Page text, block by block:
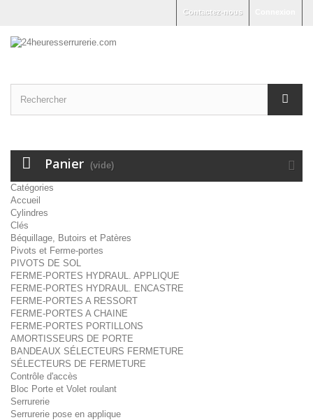
Contactez-nous
Panier (vide)
Catégories
Accueil
Cylindres
Clés
Béquillage, Butoirs et Patères
Pivots et Ferme-portes
PIVOTS DE SOL
FERME-PORTES HYDRAUL. APPLIQUE
FERME-PORTES HYDRAUL. ENCASTRE
FERME-PORTES A RESSORT
FERME-PORTES A CHAINE
FERME-PORTES PORTILLONS
AMORTISSEURS DE PORTE
BANDEAUX SÉLECTEURS FERMETURE
SÉLECTEURS DE FERMETURE
Contrôle d'accès
Bloc Porte et Volet roulant
Serrurerie
Serrurerie pose en applique